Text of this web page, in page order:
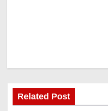
Related Post